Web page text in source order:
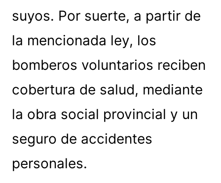
suyos. Por suerte, a partir de
la mencionada ley, los
bomberos voluntarios reciben
cobertura de salud, mediante
la obra social provincial y un
seguro de accidentes
personales.